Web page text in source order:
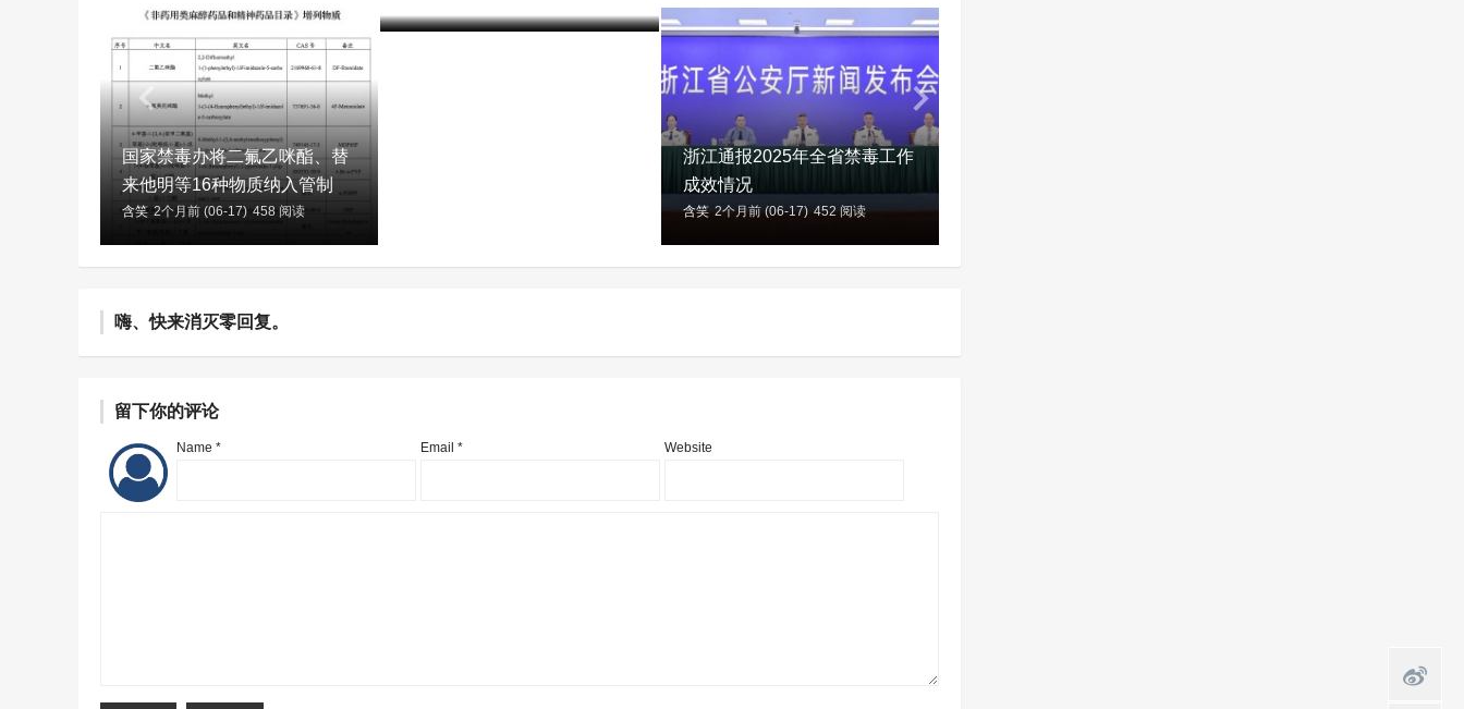
国家禁毒办将二氟乙咪酯、替
来他明等16种物质纳入管制
含笑 2个月前 (06-17) 458 阅读
浙江通报2025年全省禁毒工作
成效情况
含笑 2个月前 (06-17) 452 阅读
嗨、快来消灭零回复。
留下你的评论
Name * Email * Website